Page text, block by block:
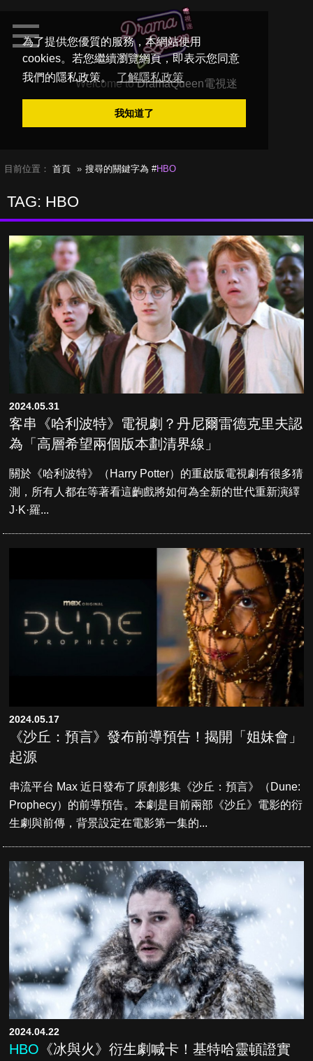
為了提供您優質的服務，本網站使用
cookies。若您繼續瀏覽網頁，即表示您同意
我們的隱私政策。
了解隱私政策
我知道了
Welcome toDramaQueen電視迷
目前位置： 首頁 搜尋的關鍵字為 #HBO
TAG: HBO
2024.05.31
客串《哈利波特》電視劇？丹尼爾雷德克里夫認
為「高層希望兩個版本劃清界線」
關於《哈利波特》（Harry Potter）的重啟版電視劇有很多猜
測，所有人都在等著看這齣戲將如何為全新的世代重新演繹
J·K·羅...
2024.05.17
《沙丘：預言》發布前導預告！揭開「姐妹會」
起源
串流平台 Max 近日發布了原創影集《沙丘：預言》（Dune:
Prophecy）的前導預告。本劇是目前兩部《沙丘》電影的衍
生劇與前傳，背景設定在電影第一集的...
2024.04.22
HBO 《冰與火》衍生劇喊卡！基特哈靈頓證實